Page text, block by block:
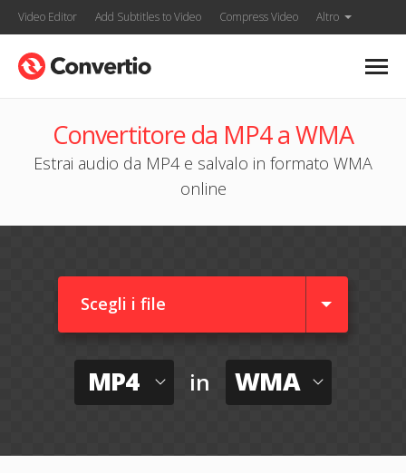
Video Editor Add Subtitles to Video Compress Video Altro
Convertitore da MP4 a WMA
Estrai audio da MP4 e salvalo in formato WMA
online
Scegli i file
MP4 in WMA